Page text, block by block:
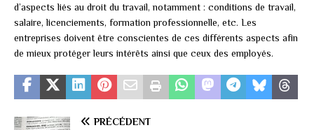
d’aspects liés au droit du travail, notamment : conditions de travail,
salaire, licenciements, formation professionnelle, etc. Les
entreprises doivent être conscientes de ces différents aspects afin
de mieux protéger leurs intérêts ainsi que ceux des employés.
PRÉCÉDENT